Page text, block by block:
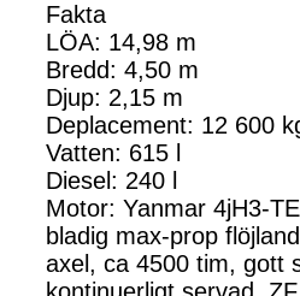
Fakta
LÖA: 14,98 m
Bredd: 4,50 m
Djup: 2,15 m
Deplacement: 12 600
Vatten: 615 l
Diesel: 240 l
Motor: Yanmar 4jH3-
bladig max-prop
axel, ca 4500 tim, gott